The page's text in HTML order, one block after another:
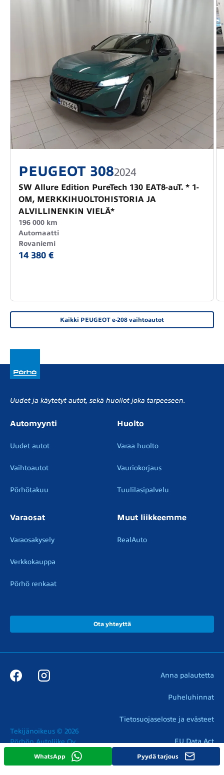
WhatsApp Pyydä tarjous
PEUGEOT 3082024
SW Allure Edition PureTech 130 EAT8-auT. * 1-
OM, MERKKIHUOLTOHISTORIA JA
ALVILLINENKIN VIELÄ*
196 000 km
Automaatti
Rovaniemi
14 380 €
Kaikki PEUGEOT e-208 vaihtoautot
Uudet ja käytetyt autot, sekä huollot joka tarpeeseen.
Automyynti
Uudet autot
Vaihtoautot
Pörhötakuu
Huolto
Varaa huolto
Vauriokorjaus
Tuulilasipalvelu
Varaosat
Varaosakysely
Verkkokauppa
Pörhö renkaat
Muut liikkeemme
RealAuto
Ota yhteyttä
Tekijänoikeus © 2026
Pörhön Autoliike Oy
Anna palautetta
Puheluhinnat
Tietosuojaseloste ja evästeet
EU Data Act